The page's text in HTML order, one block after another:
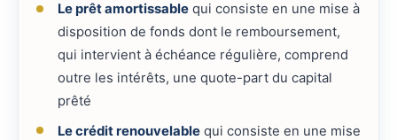
Le prêt amortissablequi consiste en une mise à
disposition de fonds dont le remboursement,
qui intervient à échéance régulière, comprend
outre les intérêts, une quote-part du capital
prêté
Le crédit renouvelablequi consiste en une mise